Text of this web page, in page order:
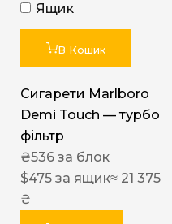
Ящик
В Кошик
Сигарети Marlboro
Demi Touch — турбо
фільтр
₴536 за блок
$475 за ящик≈ 21 375
₴